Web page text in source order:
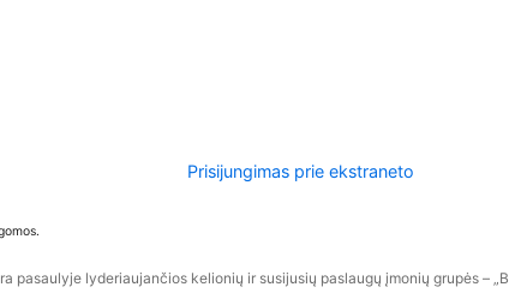
Prisijungimas prie ekstraneto
pasaulyje lyderiaujančios kelionių ir susijusių paslaugų įmonių grupės –